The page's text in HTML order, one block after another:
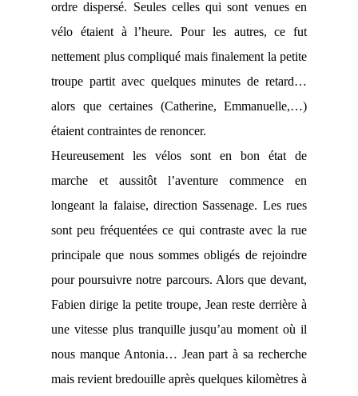
ordre dispersé. Seules celles qui sont venues en
vélo étaient à l’heure. Pour les autres, ce fut
nettement plus compliqué mais finalement la petite
troupe partit avec quelques minutes de retard…
alors que certaines (Catherine, Emmanuelle,…)
étaient contraintes de renoncer.
Heureusement les vélos sont en bon état de
marche et aussitôt l’aventure commence en
longeant la falaise, direction Sassenage. Les rues
sont peu fréquentées ce qui contraste avec la rue
principale que nous sommes obligés de rejoindre
pour poursuivre notre parcours. Alors que devant,
Fabien dirige la petite troupe, Jean reste derrière à
une vitesse plus tranquille jusqu’au moment où il
nous manque Antonia… Jean part à sa recherche
mais revient bredouille après quelques kilomètres à